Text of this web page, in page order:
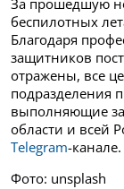
За прошедшую
беспилотных
Благодаря
защитников
отражены, все
подразделения
выполняющие
области и всей
Telegram-канале.
Фото: unsplash